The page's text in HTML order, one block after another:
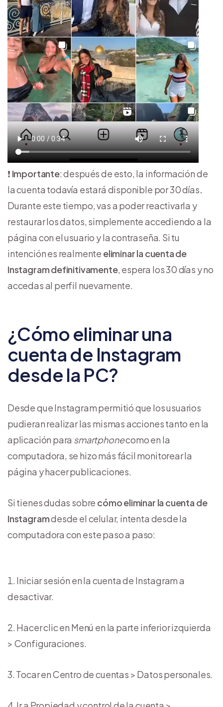
❗ Importante: después de esto, la información de
la cuenta todavía estará disponible por 30 días.
Durante este tiempo, vas a poder reactivarla y
restaurar los datos, simplemente accediendo a la
página con el usuario y la contraseña. Si tu
intención es realmente eliminar la cuenta de
Instagram definitivamente, espera los 30 días y no
accedas al perfil nuevamente.
¿Cómo eliminar una
cuenta de Instagram
desde la PC?
Desde que Instagram permitió que los usuarios
pudieran realizar las mismas acciones tanto en la
aplicación para smartphonecomo en la
computadora, se hizo más fácil monitorear la
página y hacer publicaciones.
Si tienes dudas sobre cómo eliminar la cuenta de
Instagramdesde el celular, intenta desde la
computadora con este paso a paso:
Iniciar sesión en la cuenta de Instagram a
desactivar.
Hacer clic en Menú en la parte inferior izquierda
> Configuraciones.
Tocar en Centro de cuentas > Datos personales.